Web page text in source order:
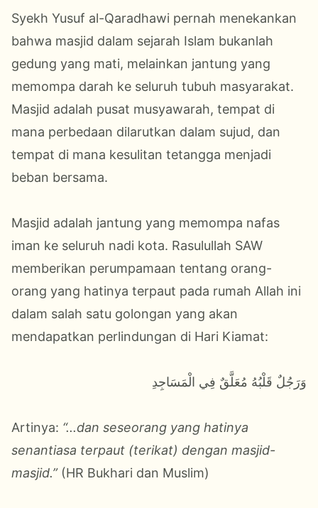
Syekh Yusuf al-Qaradhawi pernah menekankan
bahwa masjid dalam sejarah Islam bukanlah
gedung yang mati, melainkan jantung yang
memompa darah ke seluruh tubuh masyarakat.
Masjid adalah pusat musyawarah, tempat di
mana perbedaan dilarutkan dalam sujud, dan
tempat di mana kesulitan tetangga menjadi
beban bersama.
Masjid adalah jantung yang memompa nafas
iman ke seluruh nadi kota. Rasulullah SAW
memberikan perumpamaan tentang orang-
orang yang hatinya terpaut pada rumah Allah ini
dalam salah satu golongan yang akan
mendapatkan perlindungan di Hari Kiamat:
وَرَجُلٌ قَلْبُهُ مُعَلَّقٌ فِي الْمَسَاجِدِ
Artinya: “...dan seseorang yang hatinya
senantiasa terpaut (terikat) dengan masjid-
masjid.”(HR Bukhari dan Muslim)